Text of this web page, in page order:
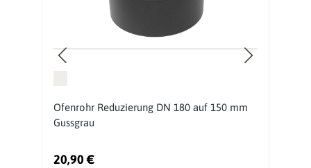
Ofenrohr Reduzierung DN 180 auf 150 mm
Gussgrau
20,90 €